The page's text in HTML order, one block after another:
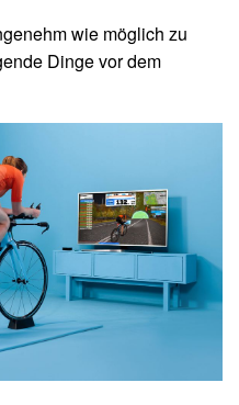
wie möglich zu
Dinge vor dem